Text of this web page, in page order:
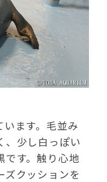
ます。毛並み
、少し白っぽい
です。触り心地
ズクッションを